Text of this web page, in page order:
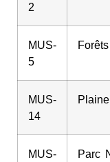
2
MUS-
5
MUS-
14
MUS-
Parc